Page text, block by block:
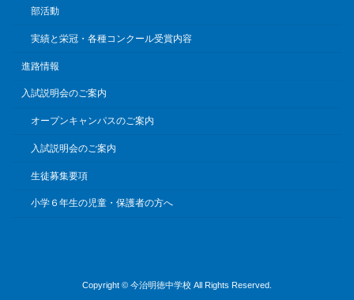
部活動
実績と栄冠・各種コンクール受賞内容
進路情報
入試説明会のご案内
オープンキャンパスのご案内
入試説明会のご案内
生徒募集要項
小学６年生の児童・保護者の方へ
Copyright © 今治明徳中学校 All Rights Reserved.